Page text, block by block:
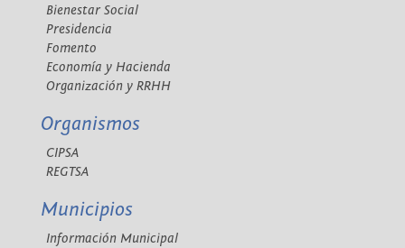
Bienestar Social
Presidencia
Fomento
Economía y Hacienda
Organización y RRHH
Organismos
CIPSA
REGTSA
Municipios
Información Municipal